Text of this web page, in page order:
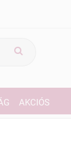
AKCIÓS